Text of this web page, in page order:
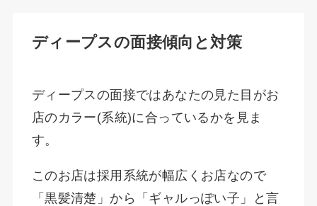
ディープスの面接傾向と対策
ディープスの面接ではあなたの見た目がお
店のカラー(系統)に合っているかを見ま
す。
このお店は採用系統が幅広くお店なので
「黒髪清楚」から「ギャルっぽい子」と言